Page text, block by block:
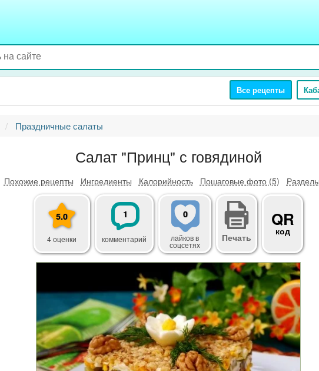
Все рецепты
Праздничные салаты
Салат "Принц" с говядиной
Похожие рецепты Ингредиенты Калорийность Пошаговые фото (5)
5.0
4 оценки
1
комментарий
0
лайковв
соцсетях
Печать
QR
код